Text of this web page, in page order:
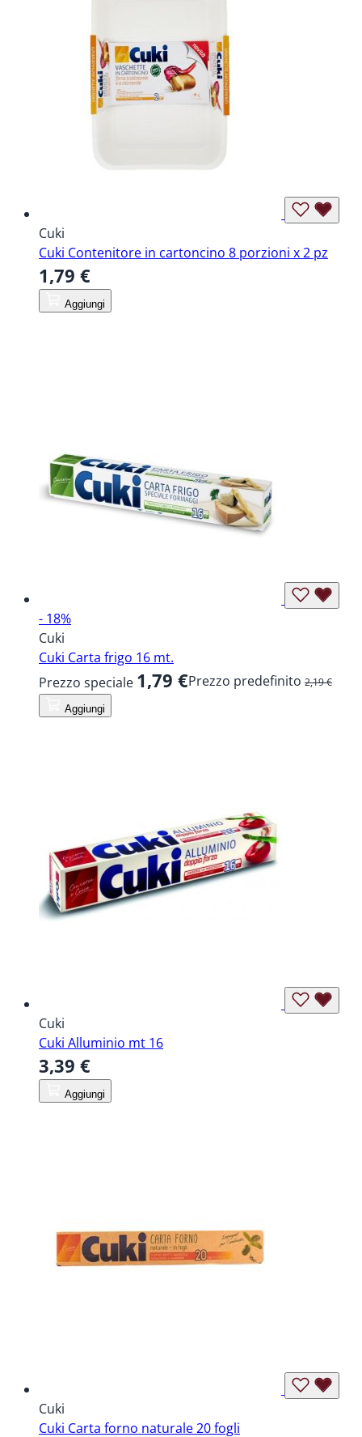
Cuki
Cuki Contenitore in cartoncino 8 porzioni x 2 pz
1,79 €
Aggiungi
- 18%
Cuki
Cuki Carta frigo 16 mt.
Prezzo speciale 1,79 €Prezzo predefinito 2,19 €
Aggiungi
Cuki
Cuki Alluminio mt 16
3,39 €
Aggiungi
Cuki
Cuki Carta forno naturale 20 fogli